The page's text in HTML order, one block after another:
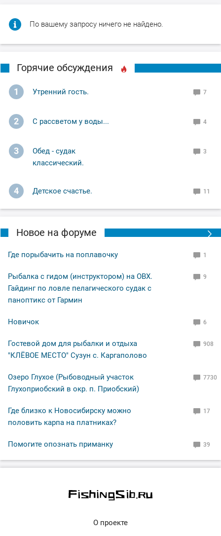
По вашему запросу ничего не найдено.
Горячие обсуждения
1 Утренний гость. 7
2 С рассветом у воды... 4
3
Обед - судак
классический.
3
4 Детское счастье. 11
Новое на форуме
Где порыбачить на поплавочку 1
Рыбалка с гидом (инструктором) на ОВХ.
Гайдинг по ловле пелагического судак с
паноптикс от Гармин
9
Новичок 6
Гостевой дом для рыбалки и отдыха
"КЛЁВОЕ МЕСТО" Сузун с. Каргаполово
908
Озеро Глухое (Рыбоводный участок
Глухоприобский в окр. п. Приобский)
7730
Где близко к Новосибирску можно
половить карпа на платниках?
17
Помогите опознать приманку 39
О проекте